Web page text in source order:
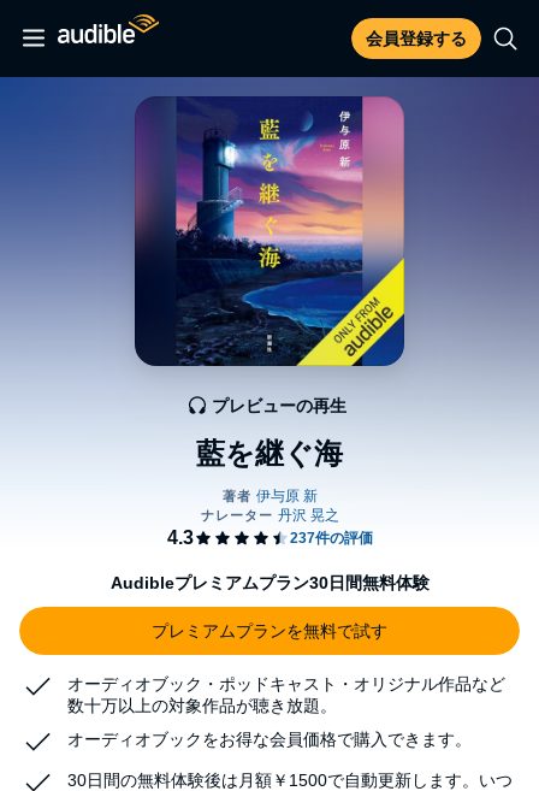
会員登録する
藍を継ぐ海
プレビューの再生
Audibleプレミアムプラン30日間無料体験
プレミアムプランを無料で試す
オーディオブック・ポッドキャスト・オリジナル作品など
数十万以上の対象作品が聴き放題。
オーディオブックをお得な会員価格で購入できます。
30日間の無料体験後は月額￥1500で自動更新します。いつ